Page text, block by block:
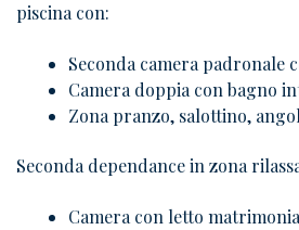
piscina con:
Seconda camera padronale
Camera doppia con bagno
Zona pranzo, salottino,
Seconda dependance in zona
Camera con letto